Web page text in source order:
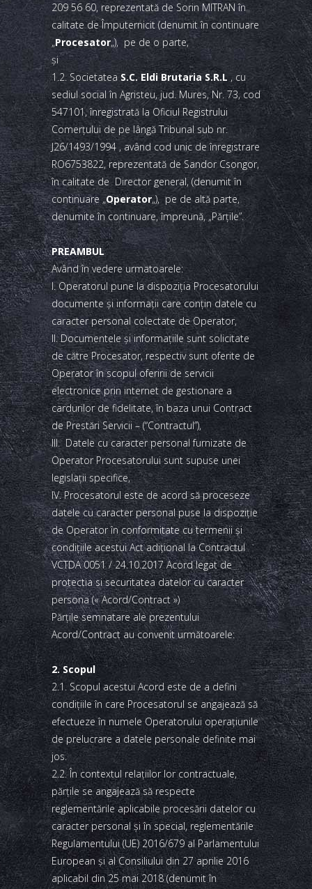
209 56 60, reprezentată de Sorin MITRAN în
calitate de Împuternicit (denumit în continuare
„Procesator„), pe de o parte,
şi
1.2. Societatea S.C. Eldi Brutaria S.R.L , cu
sediul social în Agristeu, jud. Mures, Nr. 73, cod
547101, înregistrată la Oficiul Registrului
Comerţului de pe lângă Tribunal sub nr.
J26/1493/1994 , având cod unic de înregistrare
RO6753822, reprezentată de Sandor Csongor,
în calitate de Director general, (denumit în
continuare „Operator„), pe de altă parte,
denumite în continuare, împreună, „Părţile”.
PREAMBUL
Având în vedere urmatoarele:
I. Operatorul pune la dispoziţia Procesatorului
documente şi informaţii care conţin datele cu
caracter personal colectate de Operator,
II. Documentele şi informaţiile sunt solicitate
de către Procesator, respectiv sunt oferite de
Operator în scopul oferirii de servicii
electronice prin internet de gestionare a
cardurilor de fidelitate, în baza unui Contract
de Prestări Servicii – (“Contractul”),
III. Datele cu caracter personal furnizate de
Operator Procesatorului sunt supuse unei
legislaţii specifice,
IV. Procesatorul este de acord să proceseze
datele cu caracter personal puse la dispoziţie
de Operator în conformitate cu termenii şi
condiţiile acestui Act adiţional la Contractul
VCTDA 0051 / 24.10.2017 Acord legat de
protectia si securitatea datelor cu caracter
persona (« Acord/Contract »)
Părţile semnatare ale prezentului
Acord/Contract au convenit următoarele:
2. Scopul
2.1. Scopul acestui Acord este de a defini
condiţiile în care Procesatorul se angajează să
efectueze în numele Operatorului operaţiunile
de prelucrare a datele personale definite mai
jos.
2.2. În contextul relaţiilor lor contractuale,
părţile se angajează să respecte
reglementările aplicabile procesării datelor cu
caracter personal şi în special, reglementările
Regulamentului (UE) 2016/679 al Parlamentului
European şi al Consiliului din 27 aprilie 2016
aplicabil din 25 mai 2018 (denumit în